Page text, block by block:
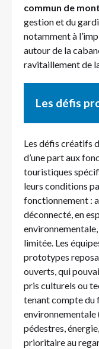
commun de
gestion et du
notamment à
autour de la
ravitaillement de
Les défis
Les défis créatifs
d’une part aux
touristiques
leurs conditions
fonctionnement :
déconnecté, en
limitée. Les
prototypes
ouverts, qui
pris culturels ou
tenant compte du
pédestres,
prioritaire au